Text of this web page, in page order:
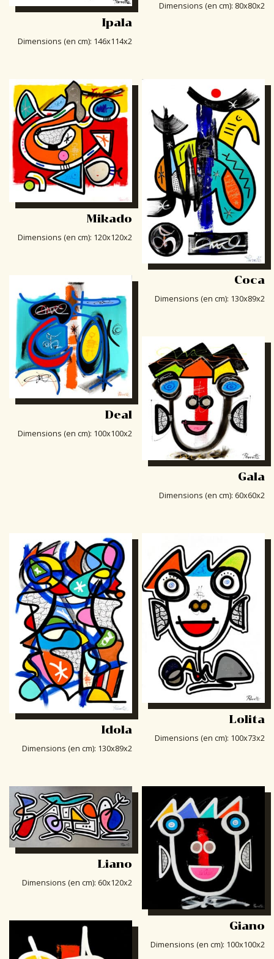
Ipala
Dimensions (en cm): 146x114x2
Dimensions (en cm): 80x80x2
Mikado
Dimensions (en cm): 120x120x2
Coca
Dimensions (en cm): 130x89x2
Deal
Dimensions (en cm): 100x100x2
Gala
Dimensions (en cm): 60x60x2
Idola
Dimensions (en cm): 130x89x2
Lolita
Dimensions (en cm): 100x73x2
Liano
Dimensions (en cm): 60x120x2
Giano
Dimensions (en cm): 100x100x2